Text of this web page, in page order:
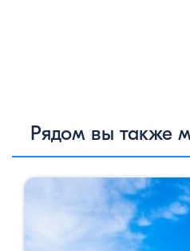
Рядом вы также